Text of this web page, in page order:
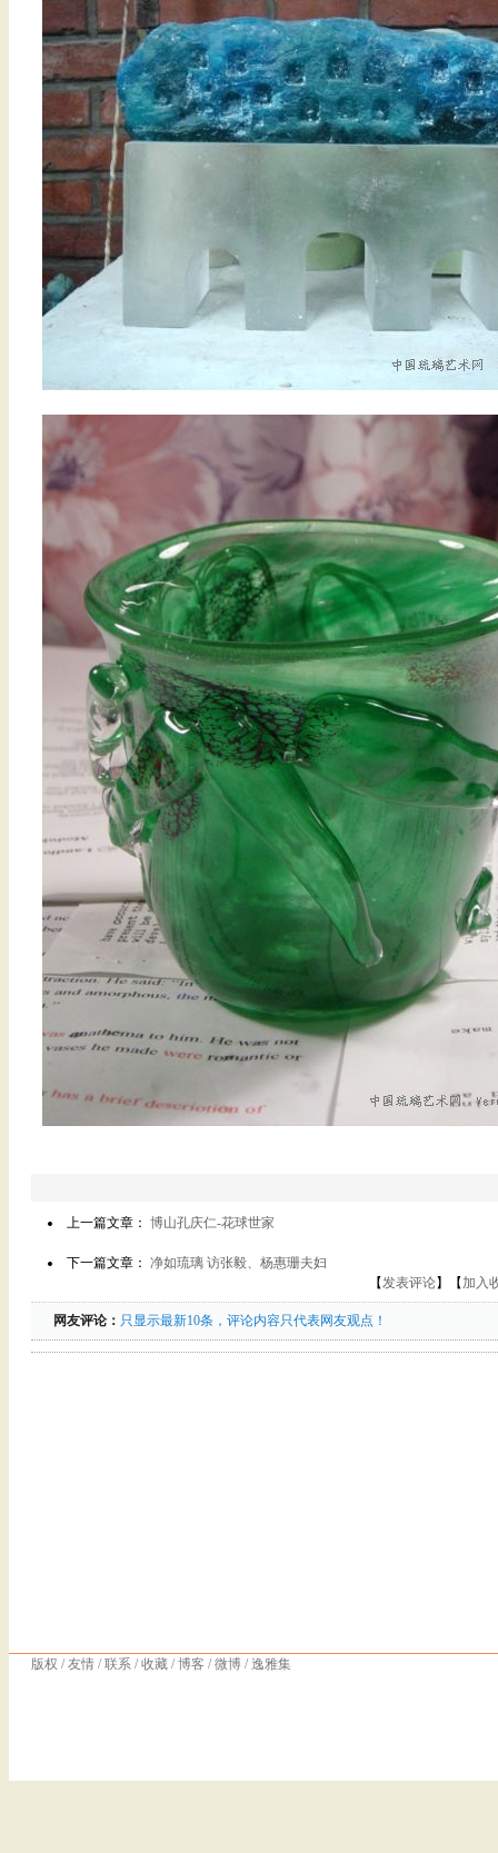
上一篇文章： 博山孔庆仁-花球世家
下一篇文章： 净如琉璃 访张毅、杨惠珊夫妇
【发表评论】【 加入
网友评论： 只显示最新10条，评论内容只代表网友观点！
版权 /友情 /联系 /收藏 /博客 /微博 /逸雅集